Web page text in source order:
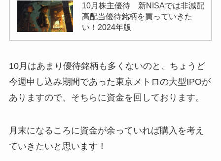
10月株主優待 新NISAでは非減配
高配当優待銘柄を買っていきた
い！2024年版
10月はあまり優待銘柄も多くないのと、ちょうど
今週申し込み期間であった東京メトロの大型IPOが
ありますので、そちらに資金を回しております。
月末になるころに資金が余っていれば購入を考え
ていきたいと思います！